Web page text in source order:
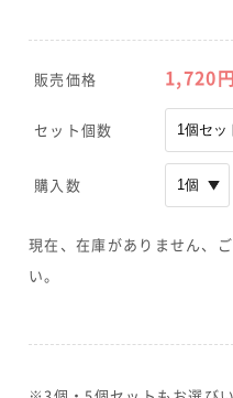
販売価格 1,720
セット個数
購入数
現在、在庫がありません、
い。